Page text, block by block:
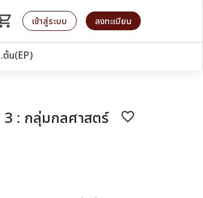
เข็น เข้าสู่ระบบ ลงทะเบียน
ต้น(EP)
favorite_border
3 : กลุ่มกลศาสตร์